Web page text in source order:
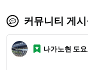
커뮤니티 게
나가노현 도